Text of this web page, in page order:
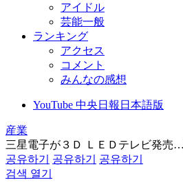
アイドル
芸能一般
ランキング
アクセス
コメント
みんなの感想
YouTube 中央日報日本語版
産業
三星電子が３Ｄ ＬＥＤテレビ発売
공유하기
공유하기
공유하기
검색 열기